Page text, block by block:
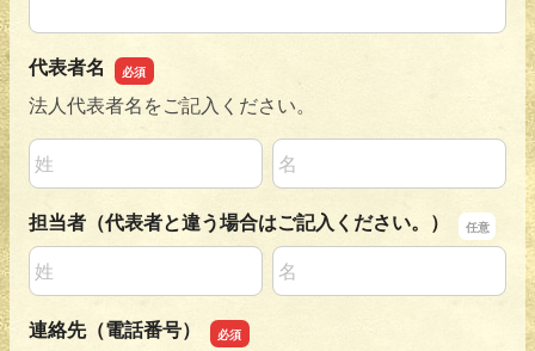
代表者名
法人代表者名をご記入ください。
名前の姓
名前の名
担当者（代表者と違う場合はご記入ください。）
名前の姓
名前の名
連絡先（電話番号）